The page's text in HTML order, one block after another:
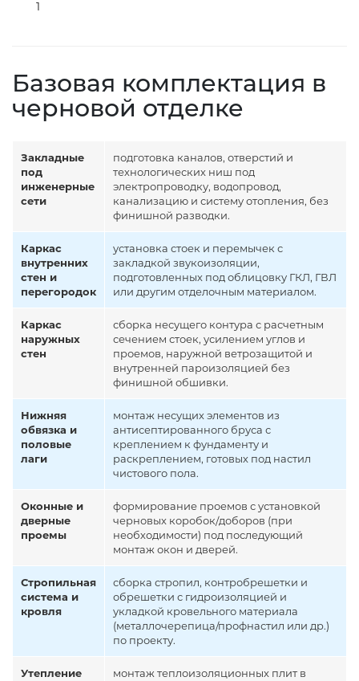
1
Базовая комплектация в
черновой отделке
Закладные
под
инженерные
сети
подготовка каналов, отверстий и
технологических ниш под
электропроводку, водопровод,
канализацию и систему отопления, без
финишной разводки.
Каркас
внутренних
стен и
перегородок
установка стоек и перемычек с
закладкой звукоизоляции,
подготовленных под облицовку ГКЛ, ГВЛ
или другим отделочным материалом.
Каркас
наружных
стен
сборка несущего контура с расчетным
сечением стоек, усилением углов и
проемов, наружной ветрозащитой и
внутренней пароизоляцией без
финишной обшивки.
Нижняя
обвязка и
половые
лаги
монтаж несущих элементов из
антисептированного бруса с
креплением к фундаменту и
раскреплением, готовых под настил
чистового пола.
Оконные и
дверные
проемы
формирование проемов с установкой
черновых коробок/доборов (при
необходимости) под последующий
монтаж окон и дверей.
Стропильная
система и
кровля
сборка стропил, контробрешетки и
обрешетки с гидроизоляцией и
укладкой кровельного материала
(металлочерепица/профнастил или др.)
по проекту.
Утепление
монтаж теплоизоляционных плит в